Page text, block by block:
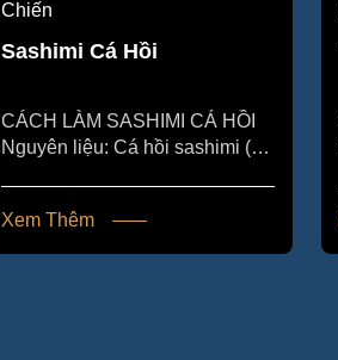
Chiến
Sashimi Cá Hồi
CÁCH LÀM SASHIMI CÁ HỒI
Nguyên liệu: Cá hồi sashimi (cá
Xem Thêm